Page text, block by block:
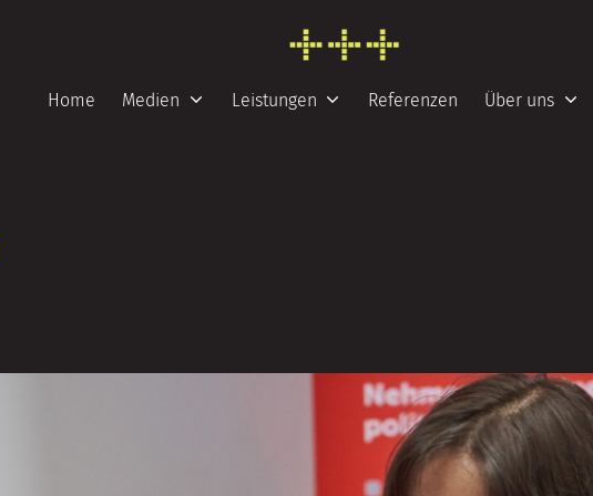
FRESH INFO +++
Home Medien Leistungen Referenzen Über uns